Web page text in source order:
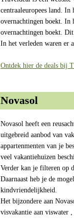
centraaleuropees land. In
overnachtingen boekt. In
overnachtingen boekt.
In het verleden waren er
Ontdek hier de deals bij
Novasol
Novasol heeft een
uitgebreid aanbod van
appartenmenten van je
veel vakantiehuizen
Verder kan je filteren op
Daarnaast heb je de
kindvriendelijkheid.
Het bijzondere aan
visvakantie aan viswater